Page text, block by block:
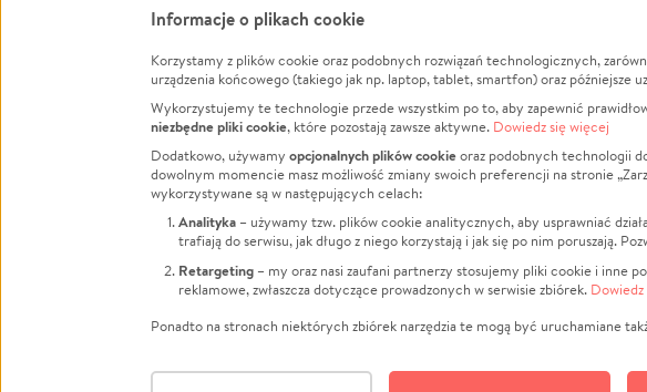
FacebookTwitter Instagram
LinkedInTikTok Youtube
Informacje
Jak to działa?
Regulamin
Polityka Prywatności
Kontakt
Porównanie serwisów
Polityka plików cookie
Zarządzaj zgodami cookie
Informacje o plikach cookie
Korzystamy z plików cookie oraz podobnych rozwiązań technologicznych,
urządzenia końcowego (takiego jak np. laptop, tablet, smartfon) oraz późniejsze
Wykorzystujemy te technologie przede wszystkim po to, aby zapewnić
niezbędne pliki cookie, które pozostają zawsze aktywne. Dowiedz się więcej
Dodatkowo, używamy opcjonalnych plików cookieoraz podobnych technologii
dowolnym momencie masz możliwość zmiany swoich preferencji na stronie
wykorzystywane są w następujących celach:
Analityka – używamy tzw. plików cookie analitycznych, aby usprawniać
trafiają do serwisu, jak długo z niego korzystają i jak się po nim poruszają.
Retargeting – my oraz nasi zaufani partnerzy stosujemy pliki cookie i inne
reklamowe, zwłaszcza dotyczące prowadzonych w serwisie zbiórek.
Ponadto na stronach niektórych zbiórek narzędzia te mogą być uruchamiane